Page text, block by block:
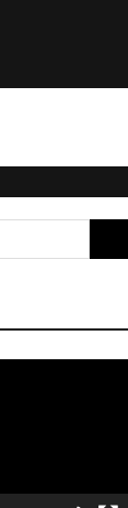
for: